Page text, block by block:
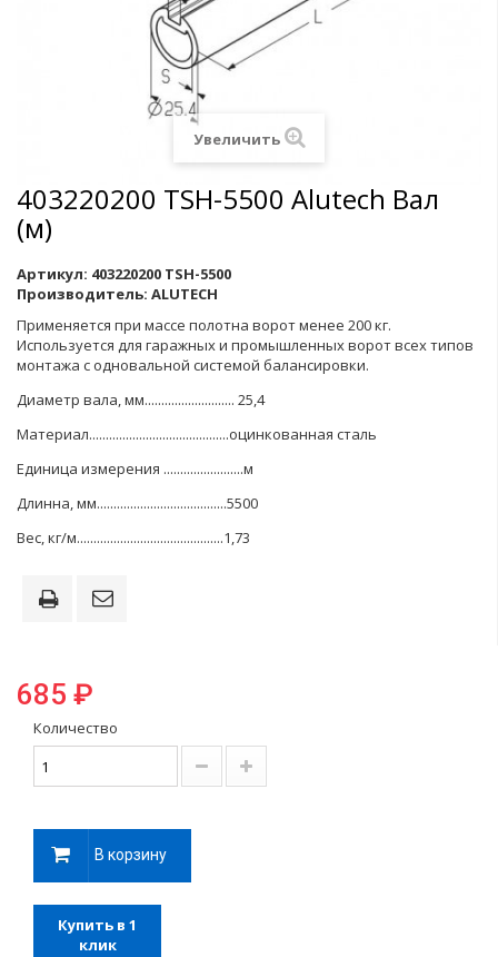
Увеличить
403220200 TSH-5500 Alutech Вал
(м)
Артикул: 403220200 TSH-5500
Производитель: ALUTECH
Применяется при массе полотна ворот менее 200кг.
Используется для гаражных и промышленных ворот всех типов
монтажа с одновальной системой балансировки.
Диаметр вала,мм........................... 25,4
Материал..........................................оцинкованная сталь
Единица измерения ........................м
Длинна, мм.......................................5500
Вес, кг/м............................................1,73
685 ₽
Количество
В корзину
Купить в 1
клик